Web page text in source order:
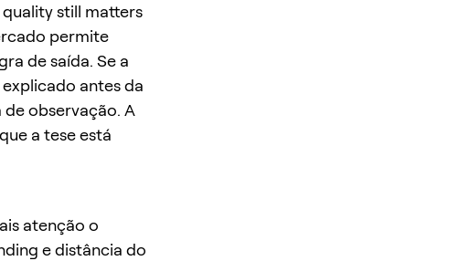
still matters
permite
de saída. Se a
antes da
observação. A
a tese está
atenção o
e distância do